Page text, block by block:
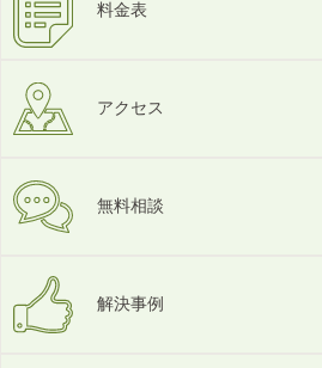
料金表
アクセス
無料相談
解決事例